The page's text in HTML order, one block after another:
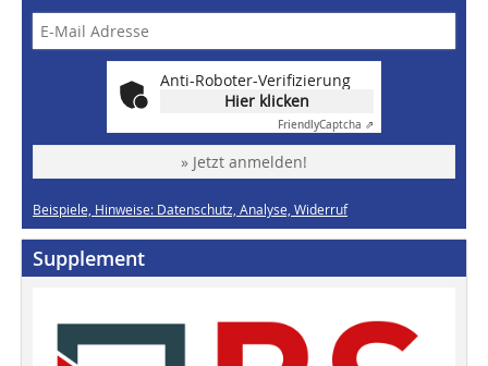
Anti-Roboter-Verifizierung
Hier klicken
FriendlyCaptcha ⇗
» Jetzt anmelden!
Beispiele, Hinweise: Datenschutz, Analyse, Widerruf
Supplement